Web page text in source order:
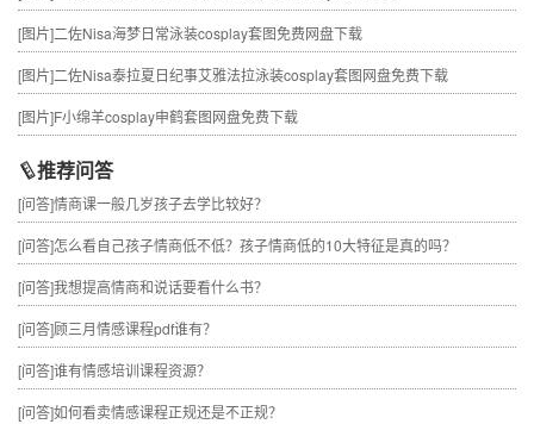
[图片]二佐Nisa海梦日常泳装cosplay套图免费网盘下载
[图片]二佐Nisa泰拉夏日纪事艾雅法拉泳装cosplay套图网盘免费下载
[图片]F小绵羊cosplay申鹤套图网盘免费下载
推荐问答
[问答]情商课一般几岁孩子去学比较好？
[问答]怎么看自己孩子情商低不低？孩子情商低的10大特征是真的吗？
[问答]我想提高情商和说话要看什么书？
[问答]顾三月情感课程pdf谁有？
[问答]谁有情感培训课程资源？
[问答]如何看卖情感课程正规还是不正规？